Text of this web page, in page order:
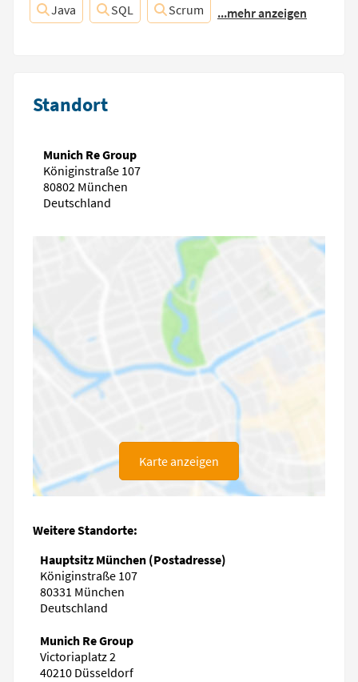
Java SQL Scrum ...mehr anzeigen
Standort
Munich Re Group
Königinstraße 107
80802 München
Deutschland
Karte anzeigen
Weitere Standorte:
Hauptsitz München (Postadresse)
Königinstraße 107
80331 München
Deutschland
Munich Re Group
Victoriaplatz 2
40210 Düsseldorf